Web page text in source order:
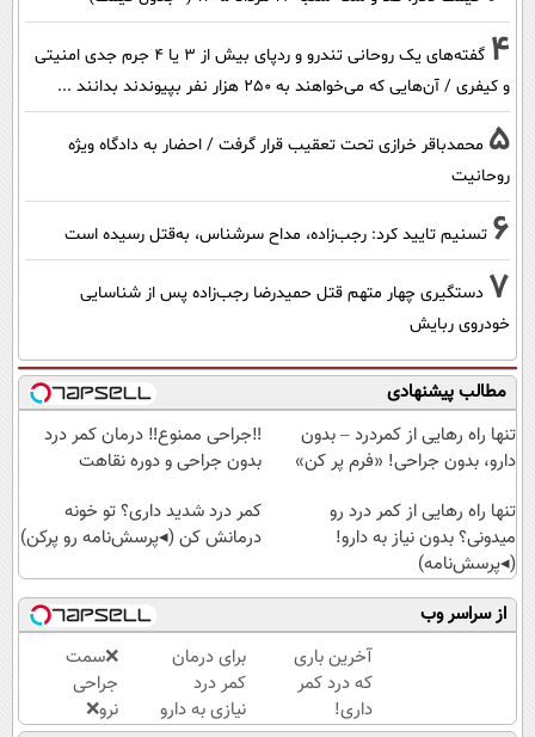
4
گفته‌های یک روحانی تندرو و ردپای بیش از ۳ یا ۴ جرم جدی امنیتی
و کیفری / آن‌هایی که می‌خواهند به ۲۵۰ هزار نفر بپیوندند بدانند ...
5 محمدباقر خرازی تحت تعقیب قرار گرفت / احضار به دادگاه ویژه
روحانیت
6 تسنیم تایید کرد: رجب‌زاده، مداح سرشناس، به‌قتل رسیده است
7 دستگیری چهار متهم قتل حمیدرضا رجب‌زاده پس از شناسایی
خودروی ربایش
مطالب پیشنهادی
تنها راه رهایی از کمردرد – بدون
دارو، بدون جراحی! «فرم پر کن»
‼️جراحی ممنوع‼️ درمان کمر درد
بدون جراحی و دوره نقاهت
تنها راه رهایی از کمر درد رو
میدونی؟ بدون نیاز به دارو!
(◂پرسش‌نامه)
کمر درد شدید داری؟ تو خونه
درمانش کن (◂پرسش‌نامه رو پرکن)
از سراسر وب
آخرین باری
که درد کمر
داری!
برای درمان
کمر درد
نیازی به دارو
❌سمت
جراحی
نرو❌